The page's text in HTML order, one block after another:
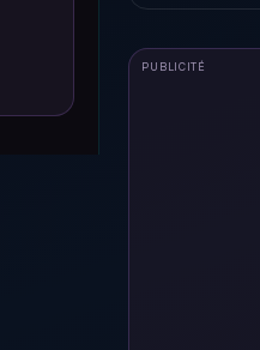
PUBLICITÉ